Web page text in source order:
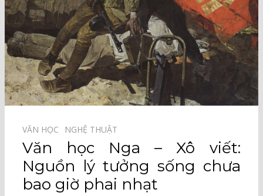
VĂN HỌC⠀ NGHỆ THUẬT⠀
Văn học Nga – Xô viết:
Nguồn lý tưởng sống chưa
bao giờ phai nhạt